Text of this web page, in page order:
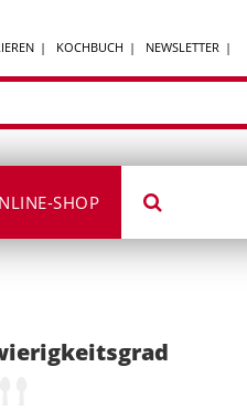
KOCHBUCH NEWSLETTER
SHOP